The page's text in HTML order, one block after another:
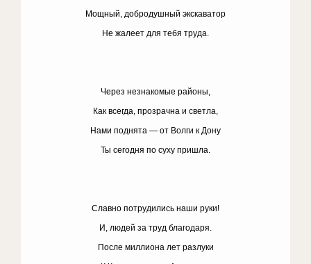
Мощный, добродушный экскаватор
Не жалеет для тебя труда.
Через незнакомые районы,
Как всегда, прозрачна и светла,
Нами поднята — от Волги к Дону
Ты сегодня по суху пришла.
Славно потрудились наши руки!
И, людей за труд благодаря.
После миллиона лет разлуки